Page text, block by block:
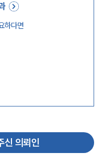
하다면
신 의뢰인